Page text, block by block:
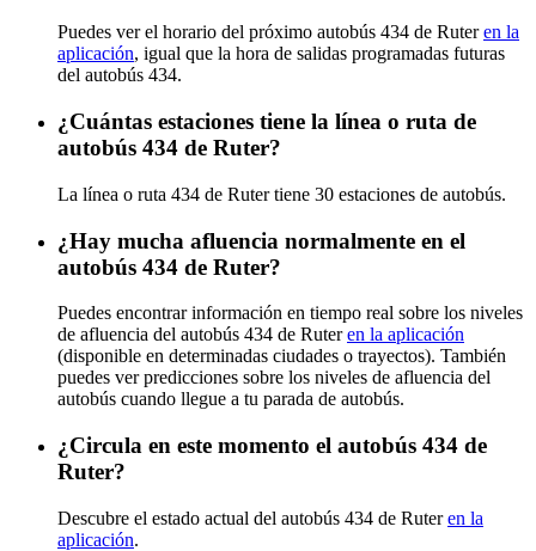
Puedes ver el horario del próximo autobús 434 de Ruteren la
aplicación, igual que la hora de salidas programadas futuras
del autobús 434.
¿Cuántas estaciones tiene la línea o ruta de
autobús 434 de Ruter?
La línea o ruta 434 de Ruter tiene 30 estaciones de autobús.
¿Hay mucha afluencia normalmente en el
autobús 434 de Ruter?
Puedes encontrar información en tiempo real sobre los niveles
de afluencia del autobús 434 de Ruteren la aplicación
(disponible en determinadas ciudades o trayectos). También
puedes ver predicciones sobre los niveles de afluencia del
autobús cuando llegue a tu parada de autobús.
¿Circula en este momento el autobús 434 de
Ruter?
Descubre el estado actual del autobús 434 de Ruteren la
aplicación.